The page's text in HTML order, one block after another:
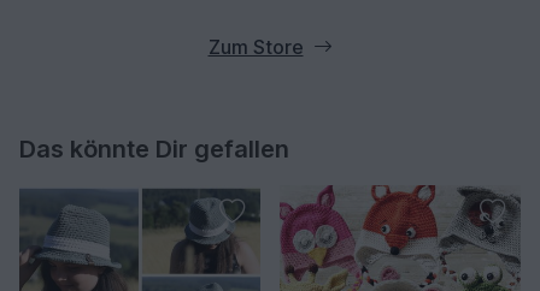
Zum Store
Das könnte Dir gefallen